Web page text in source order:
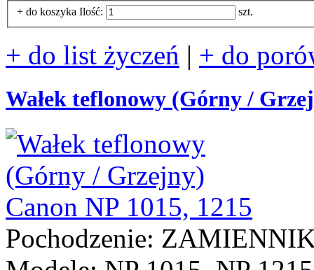
+ do koszyka Ilość: szt.
+ do list życzeń | + do
Wałek teflonowy (Górny /
Pochodzenie: